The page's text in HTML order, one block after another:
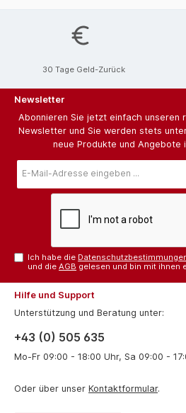
30 Tage Geld-Zurück
Newsletter
Abonnieren Sie jetzt einfach unseren
Newsletter und Sie werden stets
neue Produkte und Angebote
Mail-
Ich habe die
und dieAGB gelesen und bin mit ihnen
Hilfe und Support
Unterstützung und Beratung unter:
+43 (0) 505 635
Mo-Fr 09:00 - 18:00 Uhr, Sa 09:00 -
Oder über unser Kontaktformular.